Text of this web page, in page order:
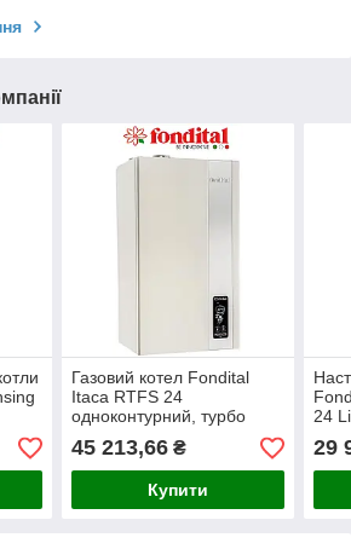
Газовий котел Fondital
Itaca RTFS 24
одноконтурний, турбо
45 213,66₴
Купити
24
29